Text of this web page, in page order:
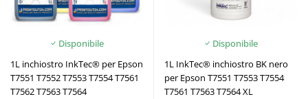
Disponibile
1L inchiostro InkTec® per Epson
T7551 T7552 T7553 T7554 T7561
T7562 T7563 T7564
Disponibile
1L InkTec® inchiostro BK nero
per Epson T7551 T7553 T7554
T7561 T7563 T7564 XL